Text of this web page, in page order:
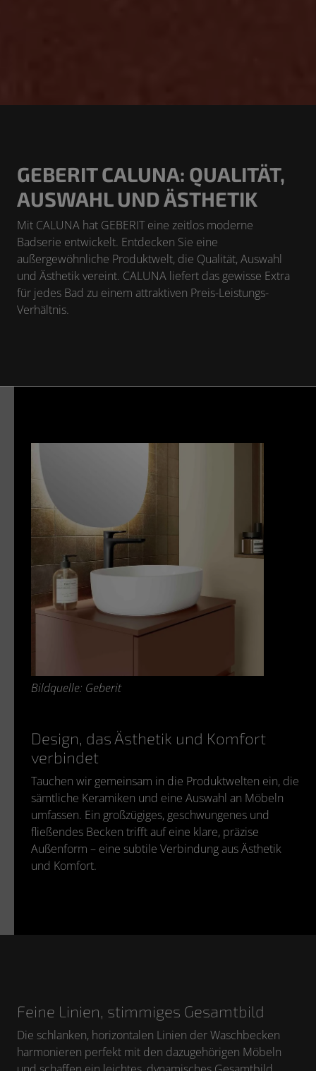
GEBERIT CALUNA: QUALITÄT,
AUSWAHL UND ÄSTHETIK
Mit CALUNA hat GEBERIT eine zeitlos moderne
Badserie entwickelt. Entdecken Sie eine
außergewöhnliche Produktwelt, die Qualität, Auswahl
und Ästhetik vereint. CALUNA liefert das gewisse Extra
für jedes Bad zu einem attraktiven Preis-Leistungs-
Verhältnis.
Bildquelle: Geberit
Design, das Ästhetik und Komfort
verbindet
Tauchen wir gemeinsam in die Produktwelten ein, die
sämtliche Keramiken und eine Auswahl an Möbeln
umfassen. Ein großzügiges, geschwungenes und
fließendes Becken trifft auf eine klare, präzise
Außenform – eine subtile Verbindung aus Ästhetik
und Komfort.
Feine Linien, stimmiges Gesamtbild
Die schlanken, horizontalen Linien der Waschbecken
harmonieren perfekt mit den dazugehörigen Möbeln